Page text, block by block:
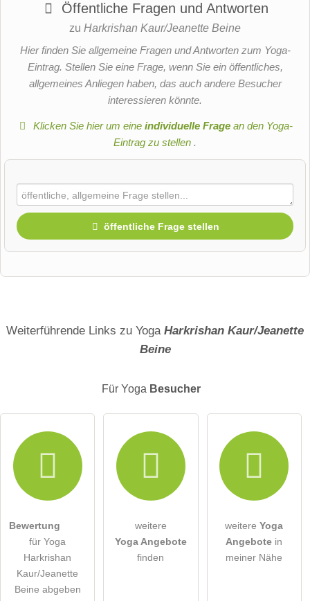
Öffentliche Fragen und Antworten
zu Harkrishan Kaur/Jeanette Beine
Hier finden Sie allgemeine Fragen und Antworten zum Yoga-
Eintrag. Stellen Sie eine Frage, wenn Sie ein öffentliches,
allgemeines Anliegen haben, das auch andere Besucher
interessieren könnte.
Klicken Sie hier um eineindividuelle Frage an den Yoga-
Eintrag zu stellen .
öffentliche Frage stellen
Hiermit akzeptiere ich die .
Die Datenschutzerklärunghabe ich zur Kenntnis genommen.
Hinweis:Bitte beachten Sie, öffentliche Fragen sindfür alle
Besucher sichtbar
Klicken Sie hier um eine
Weiterführende Links zu Yoga Harkrishan Kaur/Jeanette
Beine
Für Yoga Besucher
Bewertung
für Yoga
Harkrishan
Kaur/Jeanette
Beine abgeben
weitere
Yoga Angebote
finden
weitereYoga
Angebote in
meiner Nähe